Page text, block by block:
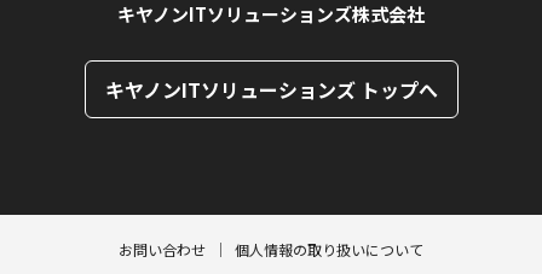
キヤノンITソリューションズ株式会社
キヤノンITソリューションズ トップへ
お問い合わせ
個人情報の取り扱いについて